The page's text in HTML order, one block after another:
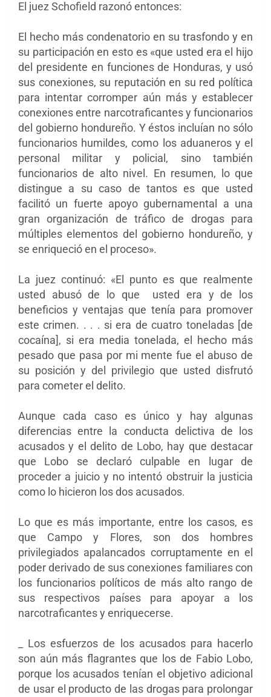
El juez Schofield razonó entonces:
El hecho más condenatorio en su trasfondo y en
su participación en esto es «que usted era el hijo
del presidente en funciones de Honduras, y usó
sus conexiones, su reputación en su red política
para intentar corromper aún más y establecer
conexiones entre narcotraficantes y funcionarios
del gobierno hondureño. Y éstos incluían no sólo
funcionarios humildes, como los aduaneros y el
personal militar y policial, sino también
funcionarios de alto nivel. En resumen, lo que
distingue a su caso de tantos es que usted
facilitó un fuerte apoyo gubernamental a una
gran organización de tráfico de drogas para
múltiples elementos del gobierno hondureño, y
se enriqueció en el proceso».
La juez continuó: «El punto es que realmente
usted abusó de lo que usted era y de los
beneficios y ventajas que tenía para promover
este crimen. . . . si era de cuatro toneladas [de
cocaína], si era media tonelada, el hecho más
pesado que pasa por mi mente fue el abuso de
su posición y del privilegio que usted disfrutó
para cometer el delito.
Aunque cada caso es único y hay algunas
diferencias entre la conducta delictiva de los
acusados ​​y el delito de Lobo, hay que destacar
que Lobo se declaró culpable en lugar de
proceder a juicio y no intentó obstruir la justicia
como lo hicieron los dos acusados.
Lo que es más importante, entre los casos, es
que Campo y Flores, son dos hombres
privilegiados apalancados corruptamente en el
poder derivado de sus conexiones familiares con
los funcionarios políticos de más alto rango de
sus respectivos países para apoyar a los
narcotraficantes y enriquecerse.
_ Los esfuerzos de los acusados ​​para hacerlo
son aún más flagrantes que los de Fabio Lobo,
porque los acusados ​​tenían el objetivo adicional
de usar el producto de las drogas para prolongar